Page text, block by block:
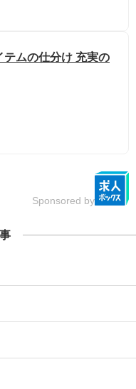
ムの仕分け 充実の
Sponsored by